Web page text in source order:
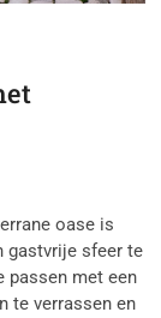
oase is
gastvrije sfeer te
passen met een
te verrassen en